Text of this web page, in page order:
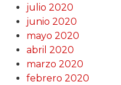
julio 2020
junio 2020
mayo 2020
abril 2020
marzo 2020
febrero 2020